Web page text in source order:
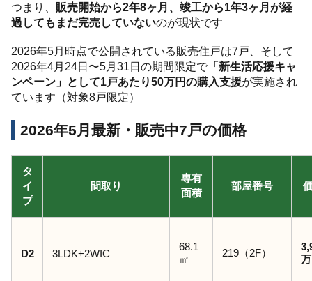
つまり、 販売開始から2年8ヶ月、竣工から1年3ヶ月が経
過してもまだ完売していないのが現状です
2026年5月時点で公開されている販売住戸は7戸、そして
2026年4月24日〜5月31日の期間限定で「新生活応援キャ
ンペーン」として1戸あたり50万円の購入支援が実施され
ています（対象8戸限定）
2026年5月最新・販売中7戸の価格
タ
イ
プ
間取り
専有
面積
部屋番号
D2 3LDK+2WIC
68.1
㎡
219（2F）